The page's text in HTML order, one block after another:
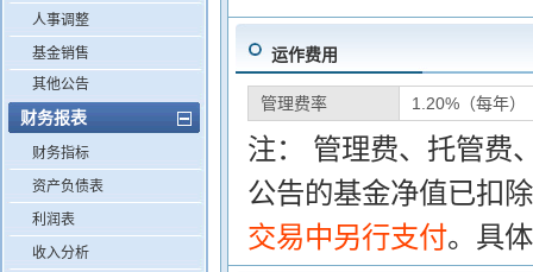
人事调整
基金销售
其他公告
财务报表
财务指标
资产负债表
利润表
收入分析
运作费用
管理费率 1.20%（每年）
注： 管理费、托管费
公告的基金净值已扣
交易中另行支付。具